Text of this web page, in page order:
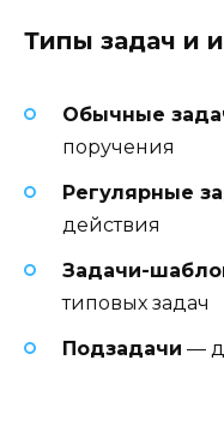
Типы задач и
Обычные
поручения
Регулярные
действия
Задачи-
типовых задач
Подзадачи —